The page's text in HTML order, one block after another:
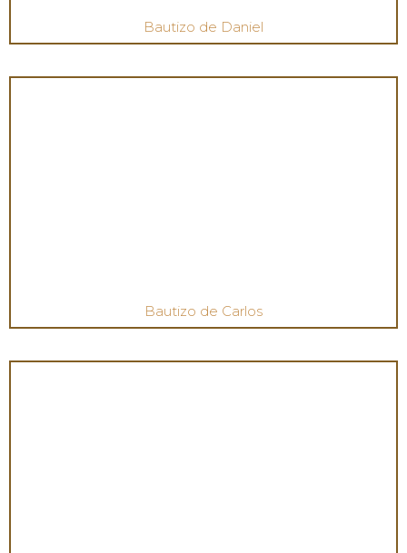
Bautizo de Daniel
Bautizo de Carlos